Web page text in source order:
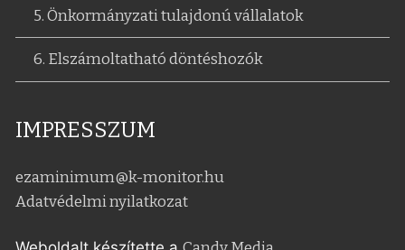
5. Önkormányzati tulajdonú vállalatok
6. Elszámoltatható döntéshozók
IMPRESSZUM
ezaminimum@k-monitor.hu
Adatvédelmi nyilatkozat